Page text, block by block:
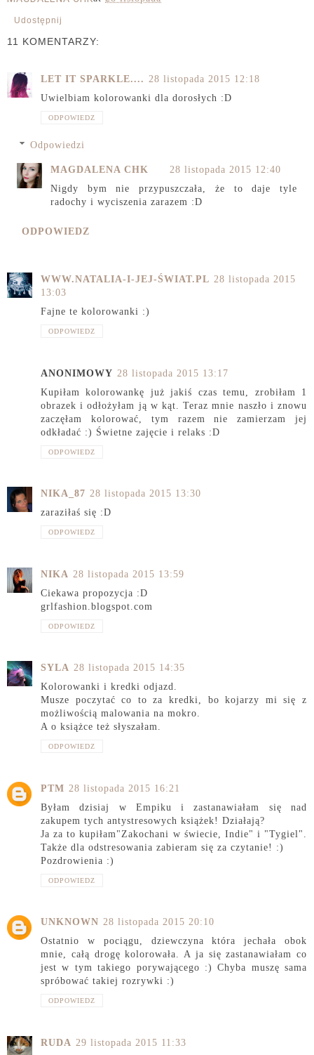
Udostępnij
11 KOMENTARZY:
LET IT SPARKLE.... 28 listopada 2015 12:18
Uwielbiam kolorowanki dla dorosłych :D
ODPOWIEDZ
Odpowiedzi
MAGDALENA CHK
28 listopada 2015 12:40
Nigdy bym nie przypuszczała, że to daje tyle
radochy i wyciszenia zarazem :D
ODPOWIEDZ
WWW.NATALIA-I-JEJ-ŚWIAT.PL 28 listopada 2015
13:03
Fajne te kolorowanki :)
ODPOWIEDZ
ANONIMOWY 28 listopada 2015 13:17
Kupiłam kolorowankę już jakiś czas temu, zrobiłam 1
obrazek i odłożyłam ją w kąt. Teraz mnie naszło i znowu
zaczęłam kolorować, tym razem nie zamierzam jej
odkładać :) Świetne zajęcie i relaks :D
ODPOWIEDZ
NIKA_87 28 listopada 2015 13:30
zaraziłaś się :D
ODPOWIEDZ
NIKA 28 listopada 2015 13:59
Ciekawa propozycja :D
grlfashion.blogspot.com
ODPOWIEDZ
SYLA 28 listopada 2015 14:35
Kolorowanki i kredki odjazd.
Musze poczytać co to za kredki, bo kojarzy mi się z
możliwością malowania na mokro.
A o książce też słyszałam.
ODPOWIEDZ
PTM 28 listopada 2015 16:21
Byłam dzisiaj w Empiku i zastanawiałam się nad
zakupem tych antystresowych książek! Działają?
Ja za to kupiłam"Zakochani w świecie, Indie" i "Tygiel".
Także dla odstresowania zabieram się za czytanie! :)
Pozdrowienia :)
ODPOWIEDZ
UNKNOWN 28 listopada 2015 20:10
Ostatnio w pociągu, dziewczyna która jechała obok
mnie, całą drogę kolorowała. A ja się zastanawiałam co
jest w tym takiego porywającego :) Chyba muszę sama
spróbować takiej rozrywki :)
ODPOWIEDZ
RUDA 29 listopada 2015 11:33